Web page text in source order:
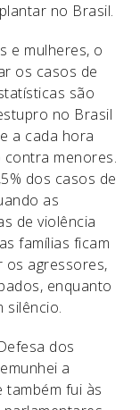
no Brasil.
e mulheres, o
os casos de
são
no Brasil
a cada hora
menores.
dos casos de
as
de violência
famílias ficam
os agressores,
enquanto
silêncio.
dos
a
também fui às